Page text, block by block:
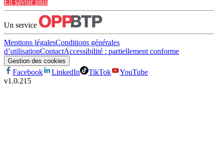
En savoir plus
Un service
Mentions légalesConditions générales
d’utilisationContactAccessibilité : partiellement conforme
Gestion des cookies
Facebook LinkedIn TikTok
YouTube
v1.0.215